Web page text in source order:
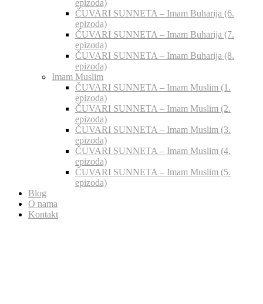
epizoda)
ČUVARI SUNNETA – Imam Buharija (6.
epizoda)
ČUVARI SUNNETA – Imam Buharija (7.
epizoda)
ČUVARI SUNNETA – Imam Buharija (8.
epizoda)
Imam Muslim
ČUVARI SUNNETA – Imam Muslim (1.
epizoda)
ČUVARI SUNNETA – Imam Muslim (2.
epizoda)
ČUVARI SUNNETA – Imam Muslim (3.
epizoda)
ČUVARI SUNNETA – Imam Muslim (4.
epizoda)
ČUVARI SUNNETA – Imam Muslim (5.
epizoda)
Blog
O nama
Kontakt